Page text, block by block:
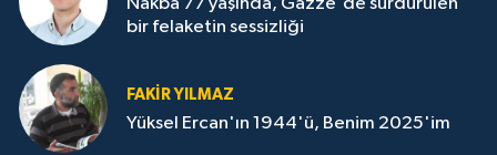
Nakba 77 yaşında, Gazze'de sürdürülen
bir felaketin sessizliği
FAKİR YILMAZ
Yüksel Ercan'ın 1944'ü, Benim 2025'im